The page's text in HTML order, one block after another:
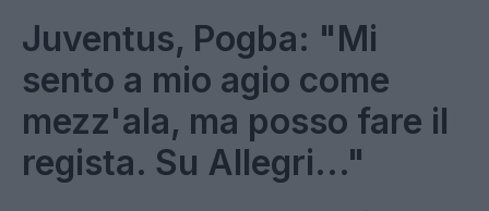
Juventus, Pogba: "Mi
sento a mio agio come
mezz'ala, ma posso fare il
regista. Su Allegri..."